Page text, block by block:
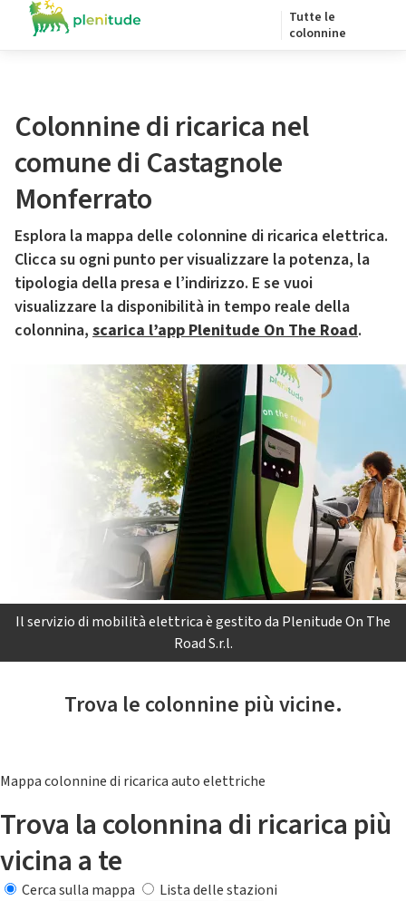
Tutte le
colonnine
Colonnine di ricarica nel
comune di Castagnole
Monferrato
Esplora la mappa delle colonnine di ricarica elettrica.
Clicca su ogni punto per visualizzare la potenza, la
tipologia della presa e l’indirizzo. E se vuoi
visualizzare la disponibilità in tempo reale della
colonnina, scarica l’app Plenitude On The Road.
Il servizio di mobilità elettrica è gestito da Plenitude On The
Road S.r.l.
Trova le colonnine più vicine.
Mappa colonnine di ricarica auto elettriche
Trova la colonnina di ricarica più
vicina a te
Cerca sulla mappa
Lista delle stazioni